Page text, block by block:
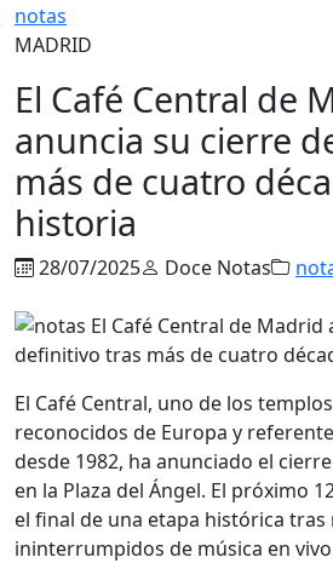
notas
MADRID
El Café Central de
anuncia su cierre
más de cuatro
historia
28/07/2025 Doce Notas
El Café Central, uno de los
reconocidos de Europa y
desde 1982, ha anunciado el
en la Plaza del Ángel. El próximo
el final de una etapa histórica tras
ininterrumpidos de música en